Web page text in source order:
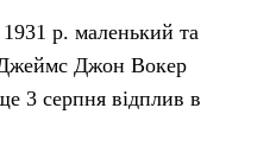
р. маленький та
Джон Вокер
3 серпня відплив в